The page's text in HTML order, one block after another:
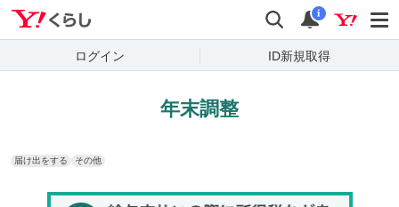
検索 通知
i
ログイン ID新規取得
年末調整
届け出をする その他